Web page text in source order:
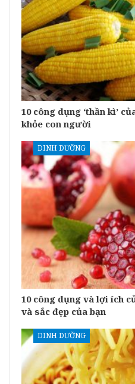
10 công dụng ‘thần kì’
khỏe con người
DINH DƯỠNG
10 công dụng và lợi ích
và sắc đẹp của bạn
DINH DƯỠNG